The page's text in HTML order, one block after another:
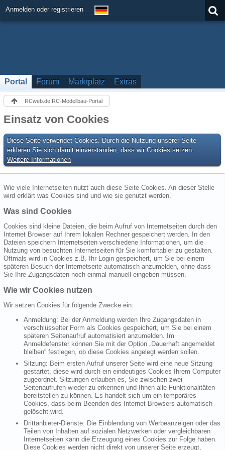
Anmelden oder registrieren
Portal Forum Marktplatz Extras
RCweb.de RC-Modellbau-Portal
Einsatz von Cookies
Diese Seite verwendet Cookies. Durch die Nutzung unserer Seite
erklären Sie sich damit einverstanden, dass wir Cookies setzen.
Weitere Informationen
Wie viele Internetseiten nutzt auch diese Seite Cookies. An dieser Stelle
wird erklärt was Cookies sind und wie sie genutzt werden.
Was sind Cookies
Cookies sind kleine Dateien, die beim Aufruf von Internetseiten durch den
Internet Browser auf Ihrem lokalen Rechner gespeichert werden. In den
Dateien speichern Internetseiten verschiedene Informationen, um die
Nutzung von besuchten Internetseiten für Sie komfortabler zu gestalten.
Oftmals wird in Cookies z.B. Ihr Login gespeichert, um Sie bei einem
späteren Besuch der Internetseite automatisch anzumelden, ohne dass
Sie Ihre Zugangsdaten noch einmal manuell eingeben müssen.
Wie wir Cookies nutzen
Wir setzen Cookies für folgende Zwecke ein:
Anmeldung: Bei der Anmeldung werden Ihre Zugangsdaten in
verschlüsselter Form als Cookies gespeichert, um Sie bei einem
späteren Seitenaufruf automatisiert anzumelden. Im
Anmeldefenster können Sie mit der Option „Dauerhaft angemeldet
bleiben“ festlegen, ob diese Cookies angelegt werden sollen.
Sitzung: Beim ersten Aufruf unserer Seite wird eine neue Sitzung
gestartet, diese wird durch ein eindeutiges Cookies Ihrem Computer
zugeordnet. Sitzungen erlauben es, Sie zwischen zwei
Seitenaufrufen wieder zu erkennen und Ihnen alle Funktionalitäten
bereitstellen zu können. Es handelt sich um ein temporäres
Cookies, dass beim Beenden des Internet Browsers automatisch
gelöscht wird.
Drittanbieter-Dienste: Die Einblendung von Werbeanzeigen oder das
Teilen von Inhalten auf sozialen Netzwerken oder vergleichbaren
Internetseiten kann die Erzeugung eines Cookies zur Folge haben.
Diese Cookies werden nicht direkt von unserer Seite erzeugt,